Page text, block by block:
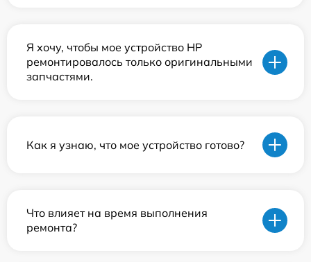
Я хочу, чтобы мое устройство HP
ремонтировалось только оригинальными
запчастями.
Как я узнаю, что мое устройство готово?
Что влияет на время выполнения
ремонта?